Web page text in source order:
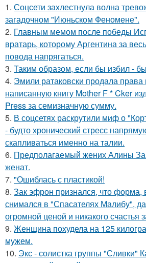
1. Соцсети захлестнула волна
загадочном "Июньском Феномене".
2. Главным мемом после победы
вратарь, которому Аргентина за
повода напрягаться.
3. Таким образом, если бы избил -
4. Эмили ратаковски продала
написанную книгу Mother F * Cker
Press за семизначную сумму.
5. В соцсетях раскрутили миф о
- будто хронический стресс
скапливаться именно на талии.
6. Предполагаемый жених Алины
женат.
7. "Ошиблась с пластикой!
8. Зак эфрон признался, что форма,
снимался в "Спасателях Малибу",
огромной ценой и никакого счастья
9. Женщина похудела на 125
мужем.
10. Экс - солистка группы "Сливки"